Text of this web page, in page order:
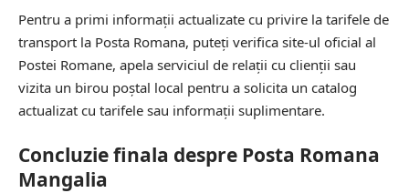
Pentru a primi informații actualizate cu privire la tarifele de
transport la Posta Romana, puteți verifica site-ul oficial al
Postei Romane, apela serviciul de relații cu clienții sau
vizita un birou poștal local pentru a solicita un catalog
actualizat cu tarifele sau informații suplimentare.
Concluzie finala despre Posta Romana
Mangalia